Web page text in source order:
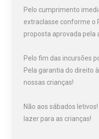
Pelo cumprimento
extraclasse conforme o
proposta aprovada pela
Pelo fim das incursões
Pela garantia do direito
nossas crianças!
Não aos sábados
lazer para as crianças!